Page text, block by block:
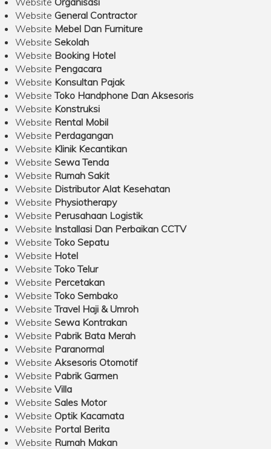
Website General Contractor
Website Mebel Dan Furniture
Website Sekolah
Website Booking Hotel
Website Pengacara
Website Konsultan Pajak
WebsiteToko Handphone Dan Aksesoris
Website Konstruksi
Website Rental Mobil
Website Perdagangan
Website Klinik Kecantikan
Website Sewa Tenda
Website Rumah Sakit
Website Distributor Alat Kesehatan
Website Physiotherapy
Website Perusahaan Logistik
Website Installasi Dan Perbaikan CCTV
WebsiteToko Sepatu
Website Hotel
WebsiteToko Telur
Website Percetakan
WebsiteToko Sembako
WebsiteTravel Haji & Umroh
Website Sewa Kontrakan
Website Pabrik Bata Merah
Website Paranormal
Website Aksesoris Otomotif
Website Pabrik Garmen
Website Villa
Website Sales Motor
Website Optik Kacamata
Website Portal Berita
Website Rumah Makan